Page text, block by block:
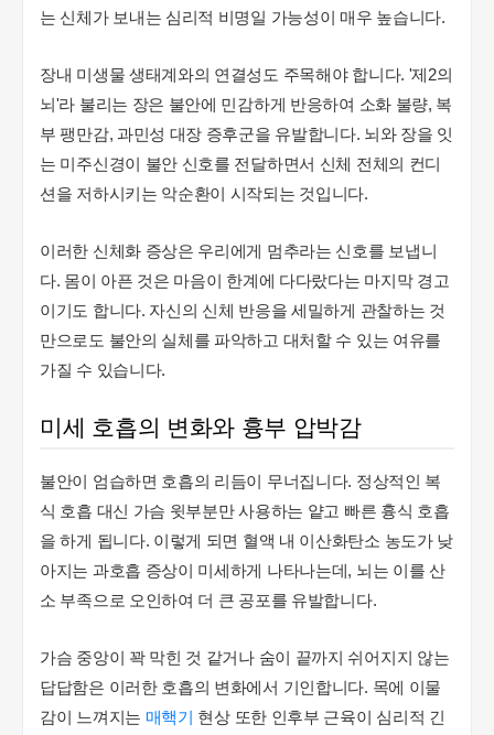
는 신체가 보내는 심리적 비명일 가능성이 매우 높습니다.
장내 미생물 생태계와의 연결성도 주목해야 합니다. '제2의
뇌'라 불리는 장은 불안에 민감하게 반응하여 소화 불량, 복
부 팽만감, 과민성 대장 증후군을 유발합니다. 뇌와 장을 잇
는 미주신경이 불안 신호를 전달하면서 신체 전체의 컨디
션을 저하시키는 악순환이 시작되는 것입니다.
이러한 신체화 증상은 우리에게 멈추라는 신호를 보냅니
다. 몸이 아픈 것은 마음이 한계에 다다랐다는 마지막 경고
이기도 합니다. 자신의 신체 반응을 세밀하게 관찰하는 것
만으로도 불안의 실체를 파악하고 대처할 수 있는 여유를
가질 수 있습니다.
미세 호흡의 변화와 흉부 압박감
불안이 엄습하면 호흡의 리듬이 무너집니다. 정상적인 복
식 호흡 대신 가슴 윗부분만 사용하는 얕고 빠른 흉식 호흡
을 하게 됩니다. 이렇게 되면 혈액 내 이산화탄소 농도가 낮
아지는 과호흡 증상이 미세하게 나타나는데, 뇌는 이를 산
소 부족으로 오인하여 더 큰 공포를 유발합니다.
가슴 중앙이 꽉 막힌 것 같거나 숨이 끝까지 쉬어지지 않는
답답함은 이러한 호흡의 변화에서 기인합니다. 목에 이물
감이 느껴지는 매핵기 현상 또한 인후부 근육이 심리적 긴